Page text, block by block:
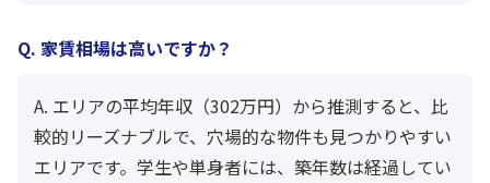
Q. 家賃相場は高いですか？
A. エリアの平均年収（302万円）から推測すると、比
較的リーズナブルで、穴場的な物件も見つかりやすい
エリアです。学生や単身者には、築年数は経過してい